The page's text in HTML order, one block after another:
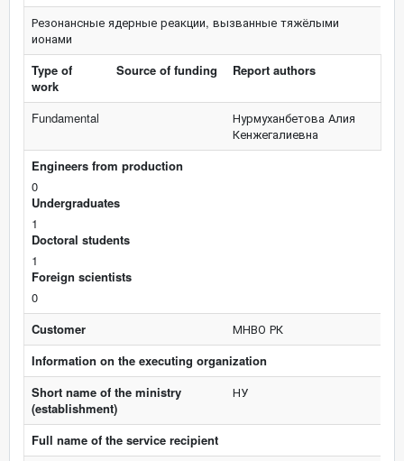
Резонансные ядерные реакции, вызванные тяжёлыми
ионами
Type of
work
Source of funding Report authors
Fundamental
Нурмуханбетова Алия
Кенжегалиевна
Engineers from production
0
Undergraduates
1
Doctoral students
1
Foreign scientists
0
Customer
МНВО РК
Information on the executing organization
Short name of the ministry
(establishment)
НУ
Full name of the service recipient